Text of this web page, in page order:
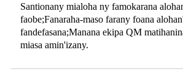
Santionany mialoha ny famokarana
faobe;Fanaraha-maso farany foana
fandefasana;Manana ekipa QM
miasa amin'izany.